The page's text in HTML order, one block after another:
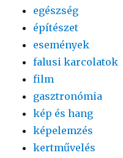
egészség
építészet
események
falusi karcolatok
film
gasztronómia
kép és hang
képelemzés
kertművelés